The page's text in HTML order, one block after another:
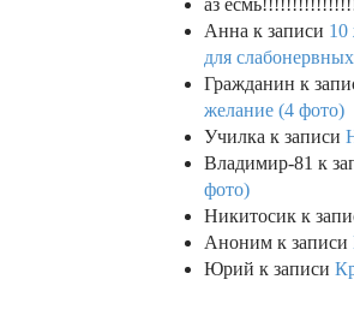
Анна к записи 10
для
Гражданин к
желание (4 фото)
Училка к записи
Владимир-81 к
фото)
Никитосик к
Аноним к записи
Юрий к записи